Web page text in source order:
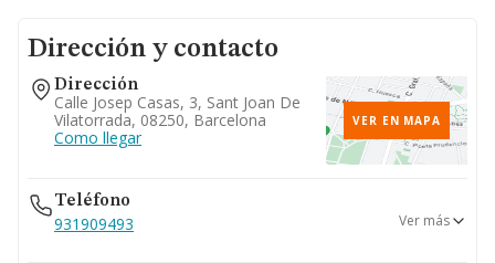
Dirección y contacto
Dirección
Calle Josep Casas, 3, Sant Joan De
Vilatorrada, 08250, Barcelona
Como llegar
VER EN MAPA
Teléfono
931909493 Ver más